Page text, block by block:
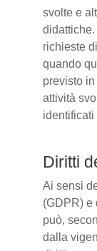
svolte e
richieste
quando
previsto
attività
identificati
Diritti
Ai sensi
(GDPR) e
può,
dalla